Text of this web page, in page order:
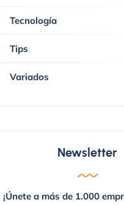
Tecnología
Tips
Variados
Newsletter
¡Únete a más de 1.000